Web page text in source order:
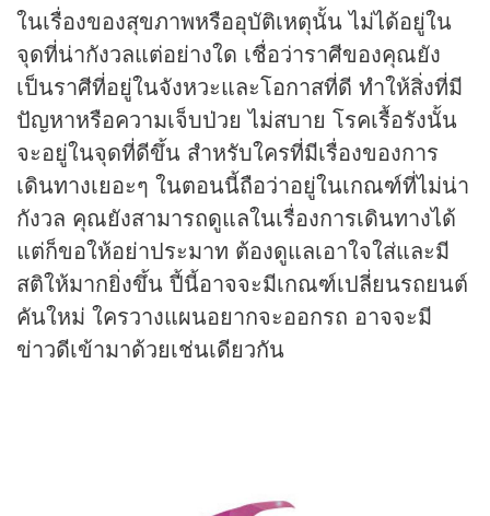
ในเรื่องของสุขภาพหรืออุบัติเหตุนั้น ไม่ได้อยู่ใน
จุดที่น่ากังวลแต่อย่างใด เชื่อว่าราศีของคุณยัง
เป็นราศีที่อยู่ในจังหวะและโอกาสที่ดี ทำให้สิ่งที่มี
ปัญหาหรือความเจ็บป่วย ไม่สบาย โรคเรื้อรังนั้น
จะอยู่ในจุดที่ดีขึ้น สำหรับใครที่มีเรื่องของการ
เดินทางเยอะๆ ในตอนนี้ถือว่าอยู่ในเกณฑ์ที่ไม่น่า
กังวล คุณยังสามารถดูแลในเรื่องการเดินทางได้
แต่ก็ขอให้อย่าประมาท ต้องดูแลเอาใจใส่และมี
สติให้มากยิ่งขึ้น ปี้นี้อาจจะมีเกณฑ์เปลี่ยนรถยนต์
คันใหม่ ใครวางแผนอยากจะออกรถ อาจจะมี
ข่าวดีเข้ามาด้วยเช่นเดียวกัน